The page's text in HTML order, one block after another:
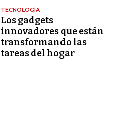
TECNOLOGÍA
Los gadgets
innovadores que están
transformando las
tareas del hogar